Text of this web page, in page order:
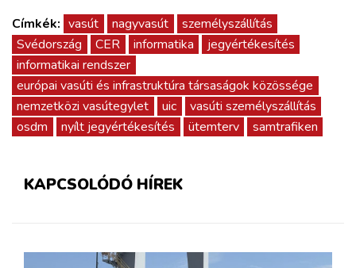
Címkék: vasút nagyvasút
személyszállítás
Svédország
CER informatika
jegyértékesítés
informatikai rendszer
európai vasúti és infrastruktúra társaságok közössége
nemzetközi vasútegylet
uic
vasúti személyszállítás
osdm
nyílt jegyértékesítés ütemterv samtrafiken
KAPCSOLÓDÓ HÍREK